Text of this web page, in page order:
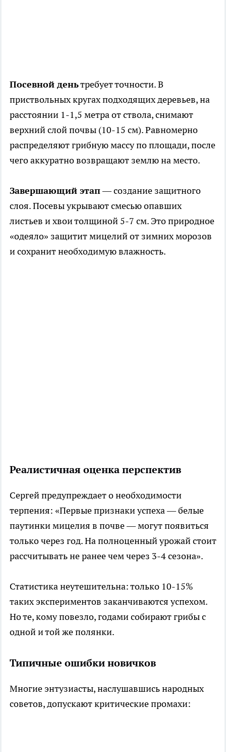
Посевной деньтребует точности. В
приствольных кругах подходящих деревьев, на
расстоянии 1-1,5 метра от ствола, снимают
верхний слой почвы (10-15 см). Равномерно
распределяют грибную массу по площади, после
чего аккуратно возвращают землю на место.
Завершающий этап— создание защитного
слоя. Посевы укрывают смесью опавших
листьев и хвои толщиной 5-7 см. Это природное
«одеяло» защитит мицелий от зимних морозов
и сохранит необходимую влажность.
Реалистичная оценка перспектив
Сергей предупреждает о необходимости
терпения: «Первые признаки успеха — белые
паутинки мицелия в почве — могут появиться
только через год. На полноценный урожай стоит
рассчитывать не ранее чем через 3-4 сезона».
Статистика неутешительна: только 10-15%
таких экспериментов заканчиваются успехом.
Но те, кому повезло, годами собирают грибы с
одной и той же полянки.
Типичные ошибки новичков
Многие энтузиасты, наслушавшись народных
советов, допускают критические промахи: